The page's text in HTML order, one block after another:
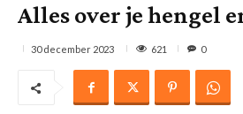
Alles over je hengel
30 december 2023 621 0